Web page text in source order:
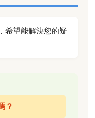
希望能解決您的疑
？